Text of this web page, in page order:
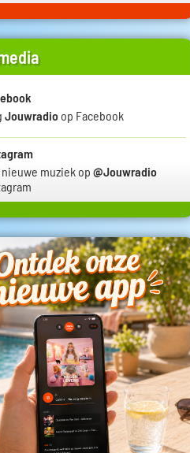
Jouwradio op Facebook
nieuwe muziek op @Jouwradio